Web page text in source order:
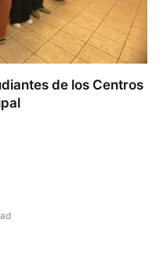
de los Centros